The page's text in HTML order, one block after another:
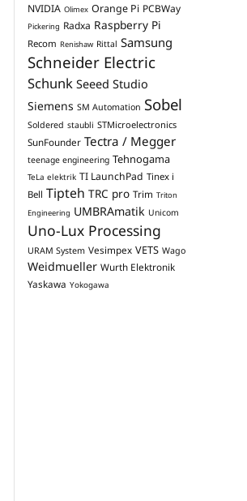
NVIDIA Olimex Orange Pi PCBWay
Pickering Radxa Raspberry Pi
Recom Renishaw Rittal Samsung
Schneider Electric
Schunk Seeed Studio
Siemens SM Automation Sobel
Soldered staubli STMicroelectronics
SunFounder Tectra / Megger
teenage engineering Tehnogama
TeLa elektrik TI LaunchPad Tinex i
Bell Tipteh TRC pro Trim Triton
Engineering UMBRAmatik Unicom
Uno-Lux Processing
URAM System Vesimpex VETS Wago
Weidmueller Wurth Elektronik
Yaskawa Yokogawa